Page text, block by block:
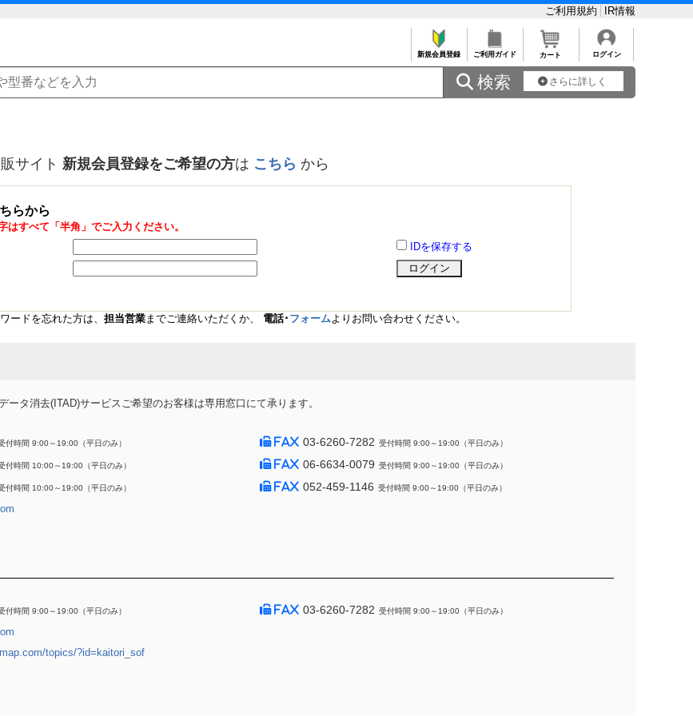
ご利用規約 IR情報
新規会員登録 ご利用ガイド カート ログイン
 検索 さらに詳しく
サイト 新規会員登録をご希望の方は こちら から
らから
すべて「半角」でご入力ください。
IDを保存する
ードを忘れた方は、 担当営業までご連絡いただくか、 電話･ フォームよりお問い合わせください。
タ消去(ITAD)サービスご希望のお客様は専用窓口にて承ります。
付時間 9:00～19:00（平日のみ） 03-6260-7282 受付時間 9:00～19:00（平日のみ）
付時間 10:00～19:00（平日のみ） 06-6634-0079 受付時間 9:00～19:00（平日のみ）
付時間 10:00～19:00（平日のみ） 052-459-1146 受付時間 9:00～19:00（平日のみ）
付時間 9:00～19:00（平日のみ） 03-6260-7282 受付時間 9:00～19:00（平日のみ）
topics/?id=kaitori_sof